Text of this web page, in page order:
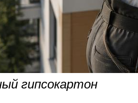
гипсокартон